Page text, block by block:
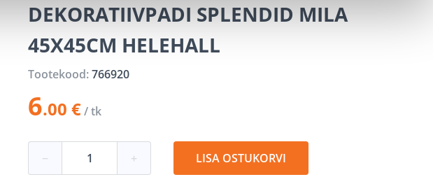
DEKORATIIVPADI SPLENDID MILA
45X45CM HELEHALL
Tootekood:766920
6.00 €/ tk
− + LISA OSTUKORVI